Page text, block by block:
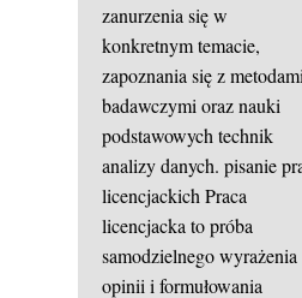
zanurzenia się w
konkretnym temacie,
zapoznania się z
badawczymi oraz nauki
podstawowych technik
analizy danych. pisanie
licencjackichPraca
licencjacka to próba
samodzielnego wyrażenia
opinii i formułowania